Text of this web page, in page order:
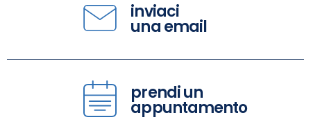
inviaci
una email
prendi un
appuntamento